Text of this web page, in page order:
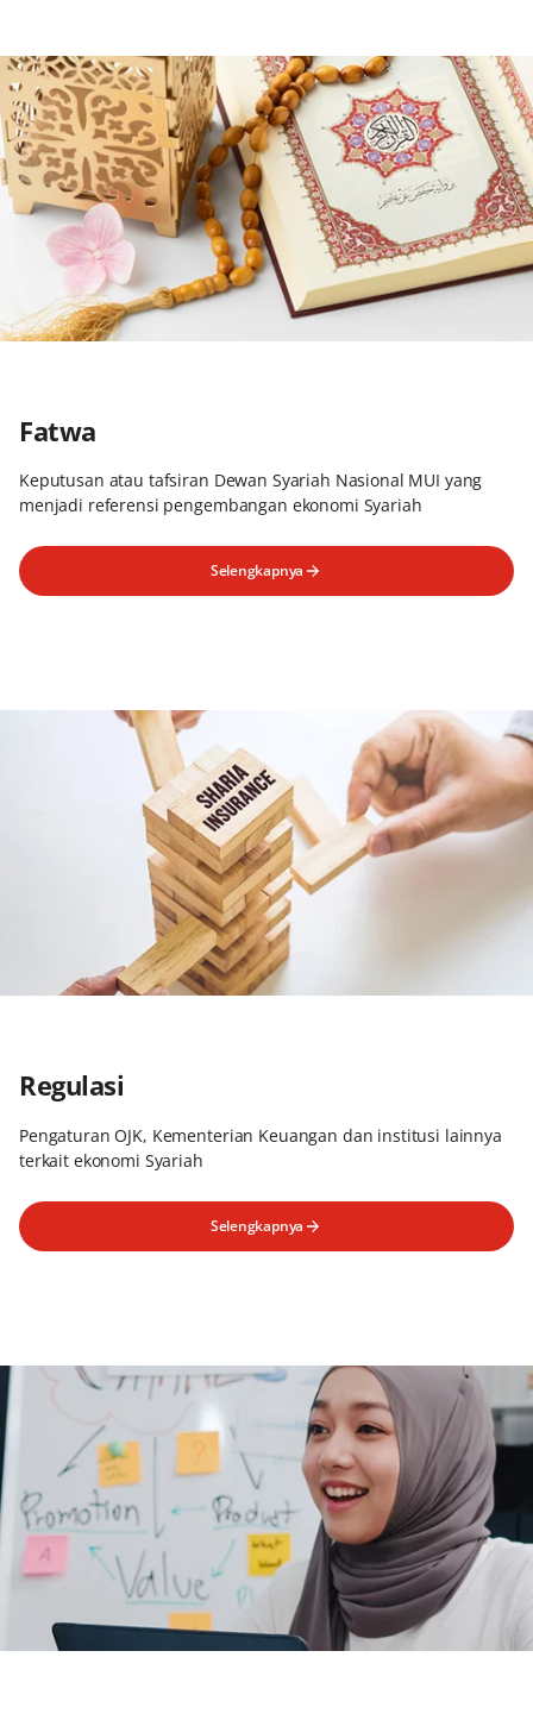
Fatwa
Keputusan atau tafsiran Dewan Syariah Nasional MUI yang
menjadi referensi pengembangan ekonomi Syariah
Selengkapnya
Regulasi
Pengaturan OJK, Kementerian Keuangan dan institusi lainnya
terkait ekonomi Syariah
Selengkapnya